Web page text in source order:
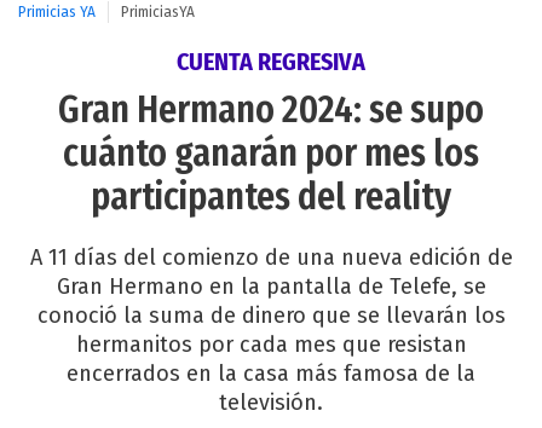
Primicias YA PrimiciasYA
CUENTA REGRESIVA
Gran Hermano 2024: se supo
cuánto ganarán por mes los
participantes del reality
A 11 días del comienzo de una nueva edición de
Gran Hermano en la pantalla de Telefe, se
conoció la suma de dinero que se llevarán los
hermanitos por cada mes que resistan
encerrados en la casa más famosa de la
televisión.